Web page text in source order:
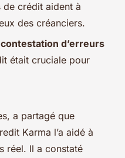
de crédit aident à
des créanciers.
contestation d’erreurs
était cruciale pour
a partagé que
Karma l’a aidé à
réel. Il a constaté